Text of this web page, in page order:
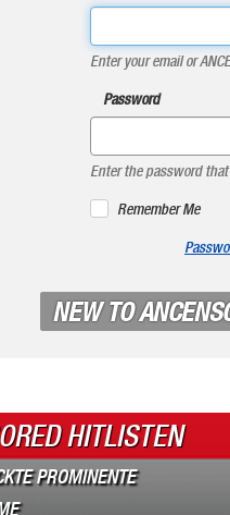
Enter your email or
Password
Enter the password
Remember Me
NEW TO
HITLISTEN
PROMINENTE